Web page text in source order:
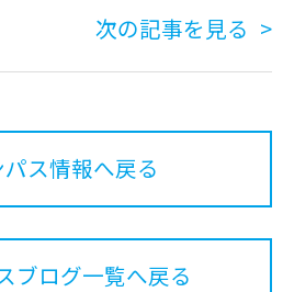
次の記事を見る
ス情報へ戻る
ブログ一覧へ戻る